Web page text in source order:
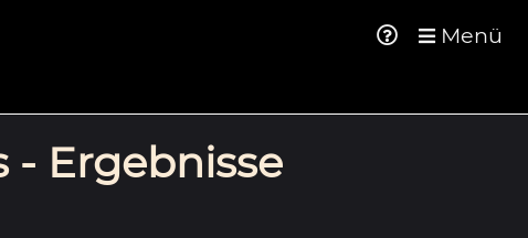
Menü
- Ergebnisse